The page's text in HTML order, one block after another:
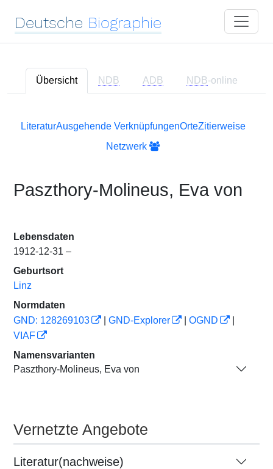
Deutsche Biographie
Übersicht NDB ADB NDB-online
LiteraturAusgehende VerknüpfungenOrteZitierweise
Netzwerk
Paszthory-Molineus, Eva von
Lebensdaten
1912-12-31 –
Geburtsort
Linz
Normdaten
GND: 128269103
GND-Explorer OGND
VIAF
Namensvarianten
Paszthory-Molineus, Eva von
Vernetzte Angebote
Literatur(nachweise)